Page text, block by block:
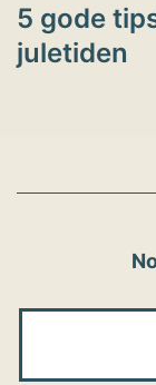
5 gode
juletiden